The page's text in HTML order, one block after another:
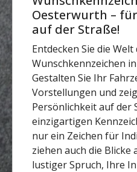
Oesterwurth –
auf der Straße!
Entdecken Sie die
Wunschkennzeichen
Gestalten Sie Ihr
Vorstellungen und
Persönlichkeit auf der
einzigartigen
nur ein Zeichen für
ziehen auch die Blicke
lustiger Spruch, Ihre